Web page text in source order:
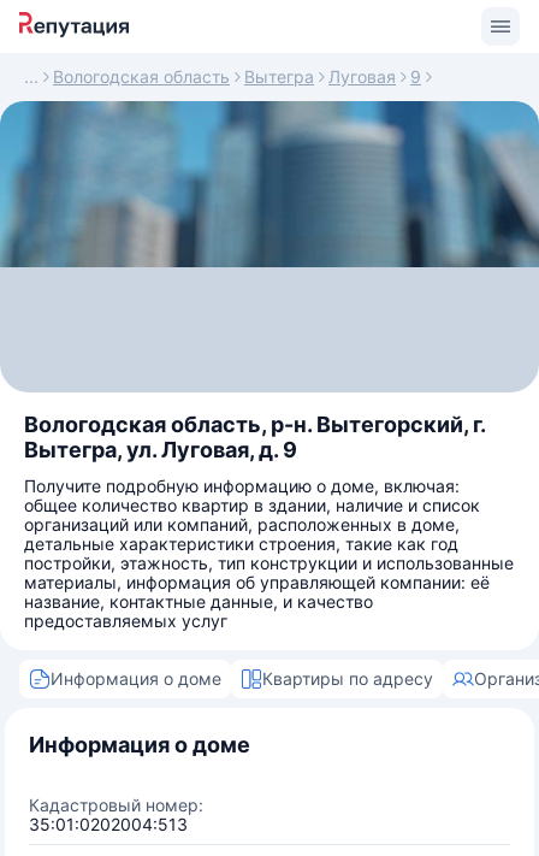
Вологодская область Вытегра Луговая 9
Вологодская область, р-н. Вытегорский, г.
Вытегра, ул. Луговая, д. 9
Получите подробную информацию о доме, включая:
общее количество квартир в здании, наличие и список
организаций или компаний, расположенных в доме,
детальные характеристики строения, такие как год
постройки, этажность, тип конструкции и использованные
материалы, информация об управляющей компании: её
название, контактные данные, и качество
предоставляемых услуг
Информация о доме Квартиры по адресу
Информация о доме
Кадастровый номер:
35:01:0202004:513